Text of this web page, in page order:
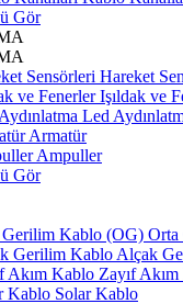
Gör
Hareket
Işıldak ve
Led
Armatür
Ampuller
Gör
Alçak
Zayıf
Solar Kablo